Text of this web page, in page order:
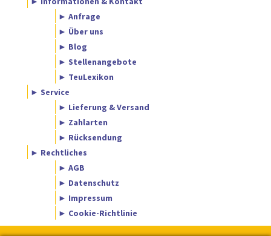
► Anfrage
► Über uns
► Blog
► Stellenangebote
► TeuLexikon
► Service
► Lieferung & Versand
► Zahlarten
► Rücksendung
► Rechtliches
► AGB
► Datenschutz
► Impressum
► Cookie-Richtlinie